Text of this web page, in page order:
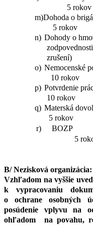
5 rokov
m)Dohoda o
5 rokov
n) Dohody o
zrušení)
o) Nemocenské
10 rokov
p) Potvrdenie
10 rokov
q) Materská
5 rokov
r)
5
B/ Nezisková organizácia:
Vzhľadom na vyššie
k vypracovaniu
o ochrane osobných
posúdenie vplyvu na
ohľadom na povahu,